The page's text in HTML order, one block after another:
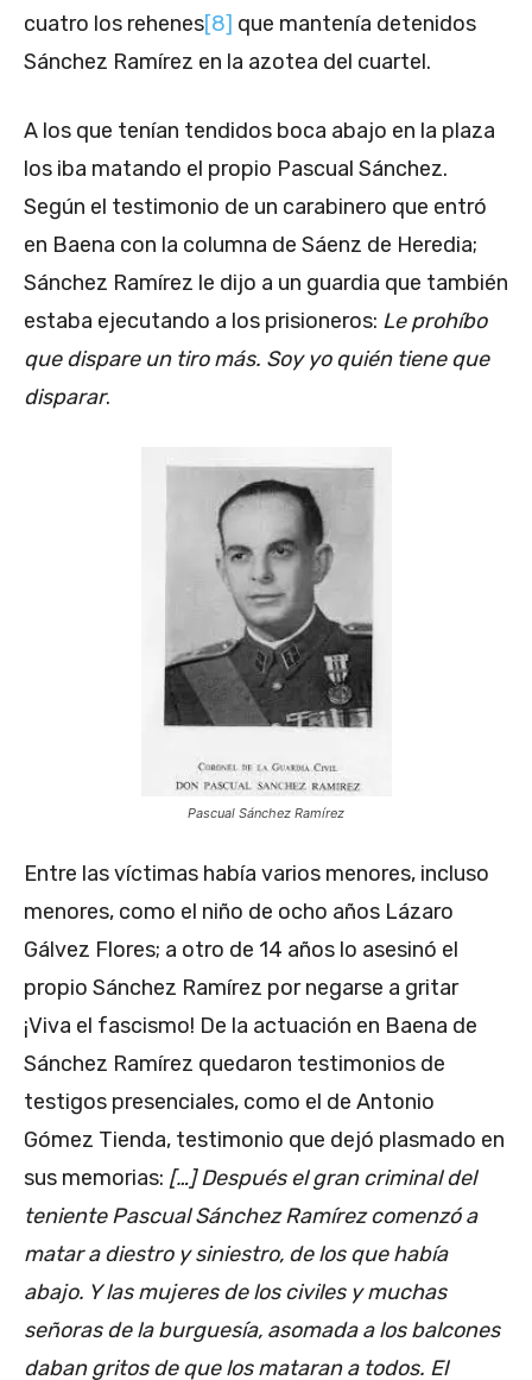
cuatro los rehenes[8] que mantenía detenidos
Sánchez Ramírez en la azotea del cuartel.
A los que tenían tendidos boca abajo en la plaza
los iba matando el propio Pascual Sánchez.
Según el testimonio de un carabinero que entró
en Baena con la columna de Sáenz de Heredia;
Sánchez Ramírez le dijo a un guardia que también
estaba ejecutando a los prisioneros: Le prohíbo
que dispare un tiro más. Soy yo quién tiene que
disparar.
Pascual Sánchez Ramírez
Entre las víctimas había varios menores, incluso
menores, como el niño de ocho años Lázaro
Gálvez Flores; a otro de 14 años lo asesinó el
propio Sánchez Ramírez por negarse a gritar
¡Viva el fascismo! De la actuación en Baena de
Sánchez Ramírez quedaron testimonios de
testigos presenciales, como el de Antonio
Gómez Tienda, testimonio que dejó plasmado en
sus memorias: […] Después el gran criminal del
teniente Pascual Sánchez Ramírez comenzó a
matar a diestro y siniestro, de los que había
abajo. Y las mujeres de los civiles y muchas
señoras de la burguesía, asomada a los balcones
daban gritos de que los mataran a todos. El